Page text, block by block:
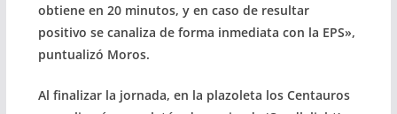
obtiene en 20 minutos, y en caso de resultar
positivo se canaliza de forma inmediata con la EPS»,
puntualizó Moros.
Al finalizar la jornada, en la plazoleta los Centauros